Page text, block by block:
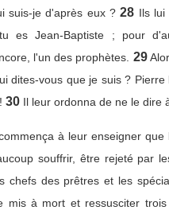
suis-je d'après eux ? 28 Ils lui
es Jean-Baptiste ; pour
l'un des prophètes. 29
dites-vous que je suis ?
30 Il leur ordonna de ne le dire
à leur enseigner
souffrir, être rejeté par
chefs des prêtres et les
mis à mort et ressusciter trois